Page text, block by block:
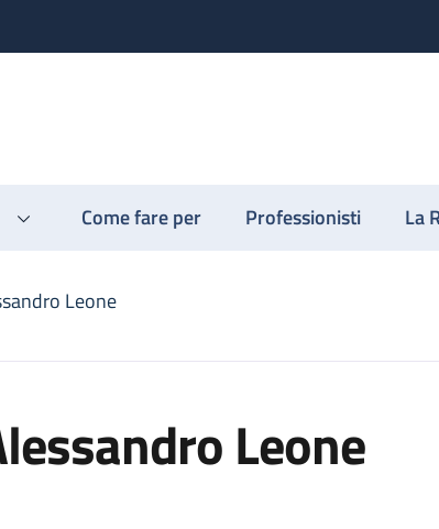
Come fare per Professionisti La
Leone
Leone